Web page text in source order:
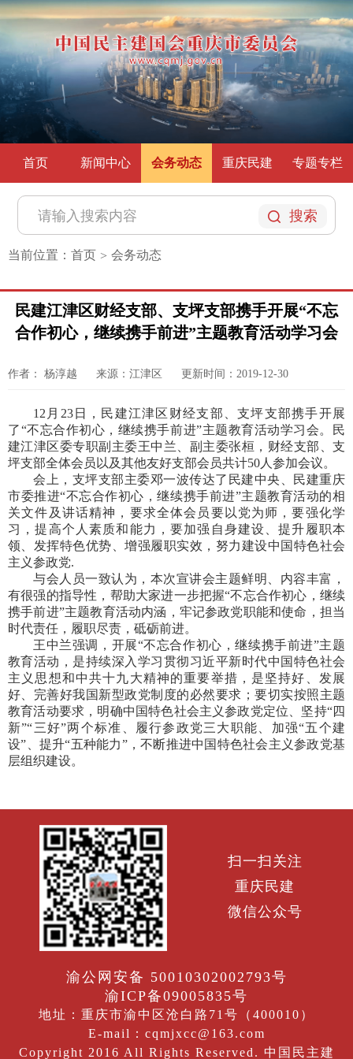
首页 新闻中心 会务动态 重庆民建 专题专栏
搜索
当前位置： 首页 > 会务动态
民建江津区财经支部、支坪支部携手开展“不忘
合作初心，继续携手前进”主题教育活动学习会
作者： 杨淳越 来源：江津区 更新时间：2019-12-30
12月23日，民建江津区财经支部、支坪支部携手开展
了“不忘合作初心，继续携手前进”主题教育活动学习会。民
建江津区委专职副主委王中兰、副主委张桓，财经支部、支
坪支部全体会员以及其他友好支部会员共计50人参加会议。
会上，支坪支部主委邓一波传达了民建中央、民建重庆
市委推进“不忘合作初心，继续携手前进”主题教育活动的相
关文件及讲话精神，要求全体会员要以党为师，要强化学
习，提高个人素质和能力，要加强自身建设、提升履职本
领、发挥特色优势、增强履职实效，努力建设中国特色社会
主义参政党.
与会人员一致认为，本次宣讲会主题鲜明、内容丰富，
有很强的指导性，帮助大家进一步把握“不忘合作初心，继续
携手前进”主题教育活动内涵，牢记参政党职能和使命，担当
时代责任，履职尽责，砥砺前进。
王中兰强调，开展“不忘合作初心，继续携手前进”主题
教育活动，是持续深入学习贯彻习近平新时代中国特色社会
主义思想和中共十九大精神的重要举措，是坚持好、发展
好、完善好我国新型政党制度的必然要求；要切实按照主题
教育活动要求，明确中国特色社会主义参政党定位、坚持“四
新”“三好”两个标准、履行参政党三大职能、加强“五个建
设”、提升“五种能力”，不断推进中国特色社会主义参政党基
层组织建设。
扫一扫关注
重庆民建
微信公众号
渝公网安备 50010302002793号
渝ICP备09005835号
地址：重庆市渝中区沧白路71号（400010）
E-mail：cqmjxcc@163.com
Copyright 2016 All Rights Reserved. 中国民主建